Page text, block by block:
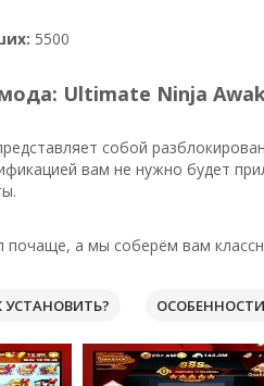
5500
Ultimate Ninja
собой
вам не нужно будет
почаще, а мы соберём вам
УСТАНОВИТЬ?